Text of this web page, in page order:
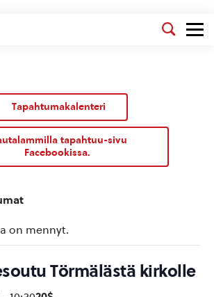
Tapahtumakalenteri
tapahtuu-sivu
Facebookissa.
on mennyt.
Törmälästä kirkolle